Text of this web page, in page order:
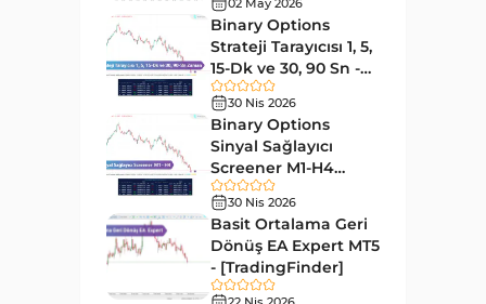
Arz ve Talep MT4 Göstergeleri
Kırılma MT4 Göstergeleri 95
Likidite MT4 Göstergeleri
Day Trading MT4 Göstergeleri
Eğitimsel MT4 Göstergeleri
Volatilite MT4 Göstergeleri 83
Tersine MT4 Göstergeleri 498
Ücretsiz
02 May 2026
Binary Options
Strateji Tarayıcısı 1, 5,
15-Dk ve 30, 90 Sn -
[TradingFinder]
30 Nis 2026
Binary Options
Sinyal Sağlayıcı
Screener M1-H4
TradingView -
[TradingFinder]
30 Nis 2026
Basit Ortalama Geri
Dönüş EA Expert MT5
- [TradingFinder]